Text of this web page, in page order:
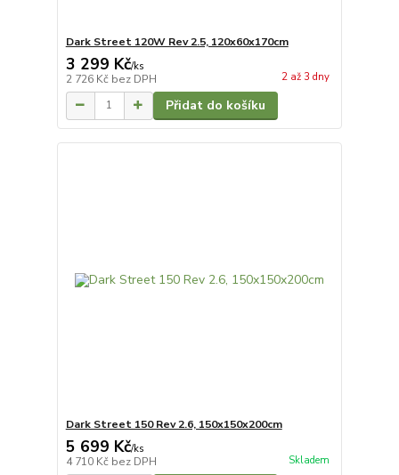
Dark Street 120W Rev 2.5, 120x60x170cm
3 299 Kč/ks
2 726 Kč bez DPH 2 až 3 dny
Přidat do košíku
Dark Street 150 Rev 2.6, 150x150x200cm
5 699 Kč/ks
4 710 Kč bez DPH Skladem